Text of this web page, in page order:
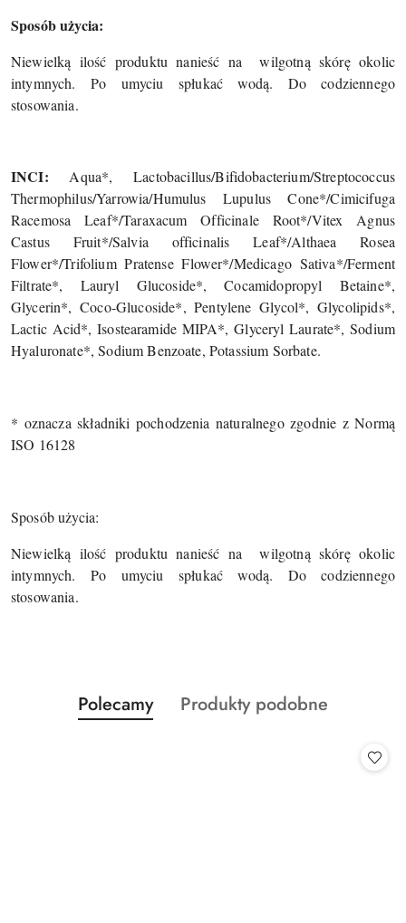
Sposób użycia:
Niewielką ilość produktu nanieść na
wilgotną skórę okolic
intymnych. Po umyciu spłukać wodą. Do codziennego
stosowania.
INCI: Aqua*, Lactobacillus/Bifidobacterium/Streptococcus
Thermophilus/Yarrowia/Humulus Lupulus Cone*/Cimicifuga
Racemosa Leaf*/Taraxacum Officinale Root*/Vitex Agnus
Castus Fruit*/Salvia officinalis Leaf*/Althaea Rosea
Flower*/Trifolium Pratense Flower*/Medicago Sativa*/Ferment
Filtrate*, Lauryl Glucoside*, Cocamidopropyl Betaine*,
Glycerin*, Coco-Glucoside*, Pentylene Glycol*, Glycolipids*,
Lactic Acid*, Isostearamide MIPA*, Glyceryl Laurate*, Sodium
Hyaluronate*, Sodium Benzoate, Potassium Sorbate.
* oznacza składniki pochodzenia naturalnego zgodnie z Normą
ISO 16128
Sposób użycia:
Niewielką ilość produktu nanieść na
wilgotną skórę okolic
intymnych. Po umyciu spłukać wodą. Do codziennego
stosowania.
Pomiń karuzelę produktów
Produkty
o
Polecamy
Produkty
Produkty podobne